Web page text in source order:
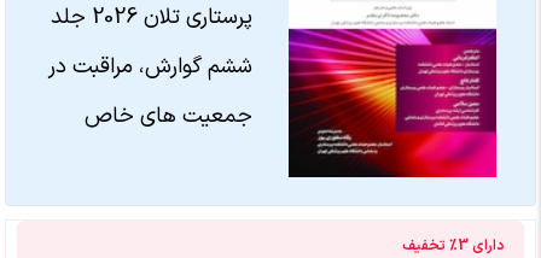
پرستاری تلان 2026 جلد
ششم گوارش، مراقبت در
جمعیت های خاص
دارای3% تخفیف